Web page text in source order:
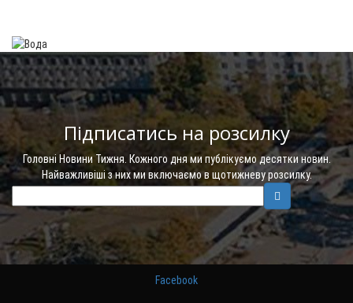
Підписатись на розсилку
Головні Новини Тижня. Кожного дня ми публікуємо десятки новин.
Найважливіші з них ми включаємо в щотижневу розсилку.
Facebook